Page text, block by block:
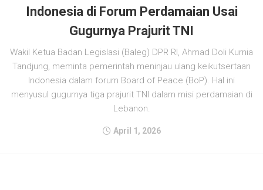
Indonesia di Forum Perdamaian Usai
Gugurnya Prajurit TNI
Wakil Ketua Badan Legislasi (Baleg) DPR RI, Ahmad Doli Kurnia
Tandjung, meminta pemerintah meninjau ulang keikutsertaan
Indonesia dalam forum Board of Peace (BoP). Hal ini
menyusul gugurnya tiga prajurit TNI dalam misi perdamaian di
Lebanon.
April 1, 2026